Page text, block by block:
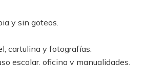
y sin goteos.
cartulina y fotografías.
escolar, oficina y manualidades.